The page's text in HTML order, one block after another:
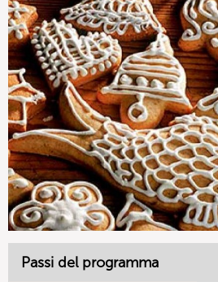
Passi del programma